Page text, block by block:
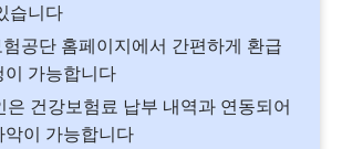
습니다
공단 홈페이지에서 간편하게 환급
이 가능합니다
은 건강보험료 납부 내역과 연동되어
악이 가능합니다